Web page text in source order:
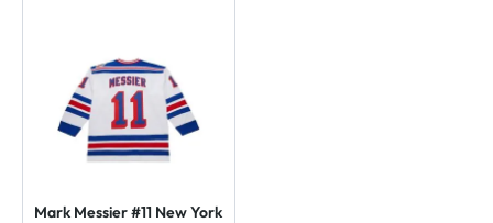
Mark Messier #11 New York